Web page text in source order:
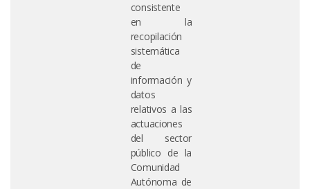
consistente
en la
recopilación
sistemática
de
información y
datos
relativos a las
actuaciones
del sector
público de la
Comunidad
Autónoma de